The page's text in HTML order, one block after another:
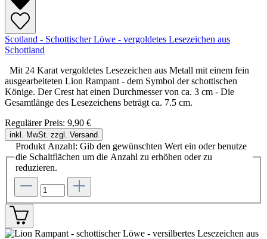
Scotland - Schottischer Löwe - vergoldetes Lesezeichen aus
Schottland
Mit 24 Karat vergoldetes Lesezeichen aus Metall mit einem fein
ausgearbeiteten Lion Rampant - dem Symbol der schottischen
Könige. Der Crest hat einen Durchmesser von ca. 3 cm - Die
Gesamtlänge des Lesezeichens beträgt ca. 7.5 cm.
Regulärer Preis: 9,90 €
inkl. MwSt. zzgl. Versand
Produkt Anzahl: Gib den gewünschten Wert ein oder benutze
die Schaltflächen um die Anzahl zu erhöhen oder zu
reduzieren.